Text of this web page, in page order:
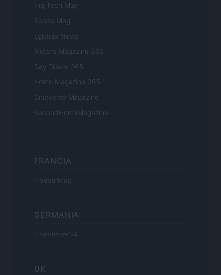
Hig Tech Mag
Scoop Mag
Lgbtqia News
Motors Magazine 365
Day Travel 365
Home Magazine 365
Cineverse Magazine
SecondHomeMagazine
FRANCIA
InvestirMag
GERMANIA
Investieren24
UK